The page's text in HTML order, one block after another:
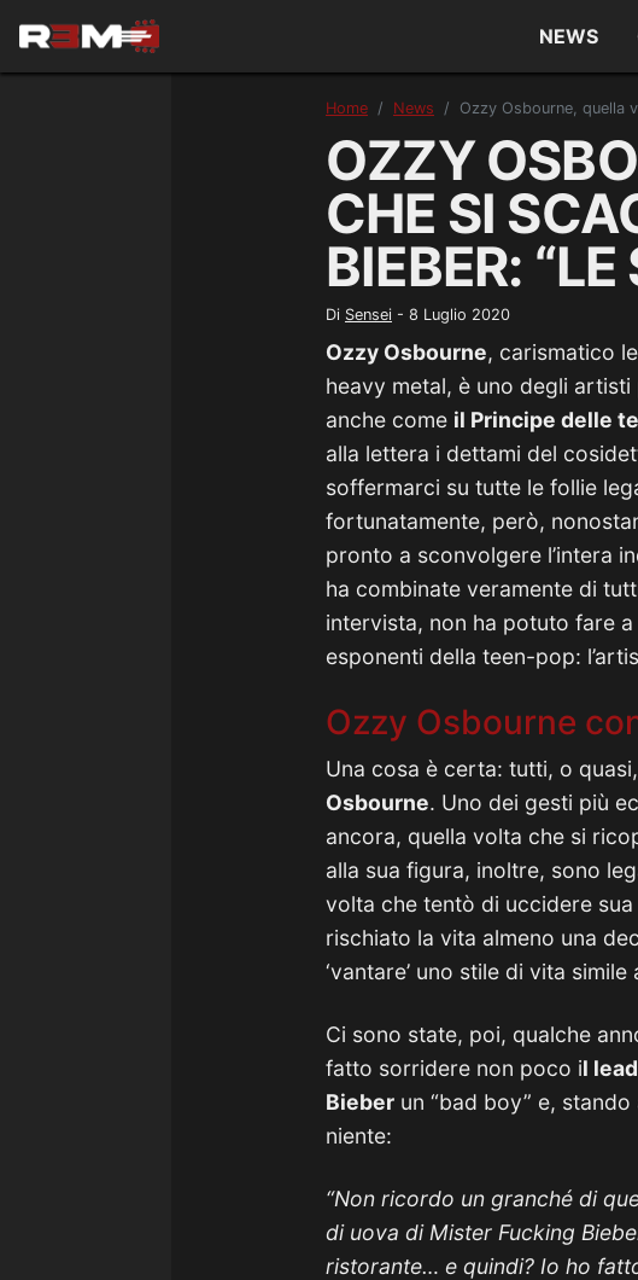
NEWS
Home News Ozzy Osbourne, quella
OZZY
CHE SI
BIEBER:
Di Sensei - 8 Luglio 2020
Ozzy Osbourne, carismatico
heavy metal, è uno degli
anche come il Principe delle
alla lettera i dettami del
soffermarci su tutte le follie
fortunatamente, però,
pronto a sconvolgere l’intera
ha combinate veramente di
intervista, non ha potuto fare
esponenti della teen-pop:
Ozzy Osbourne
Una cosa è certa: tutti, o
Osbourne. Uno dei gesti più
ancora, quella volta che si
alla sua figura, inoltre, sono
volta che tentò di uccidere
rischiato la vita almeno una
‘vantare’ uno stile di vita simile
Ci sono state, poi, qualche
fatto sorridere non poco il
Bieber un “bad boy” e,
niente:
“Non ricordo un granché di
di uova di Mister Fucking
ristorante… e quindi? Io ho